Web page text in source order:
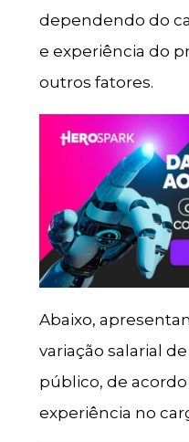
dependendo do
e experiência do
outros fatores.
Abaixo,
variação salarial
público, de
experiência no